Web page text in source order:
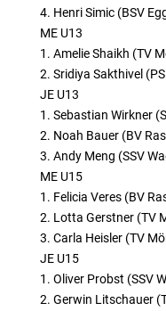
4. Henri Simic (BSV
ME U13
1. Amelie Shaikh (TV
2. Sridiya Sakthivel
JE U13
1. Sebastian Wirkner
2. Noah Bauer (BV
3. Andy Meng (SSV
ME U15
1. Felicia Veres (BV
2. Lotta Gerstner (TV
3. Carla Heisler (TV
JE U15
1. Oliver Probst (SSV
2. Gerwin Litschauer